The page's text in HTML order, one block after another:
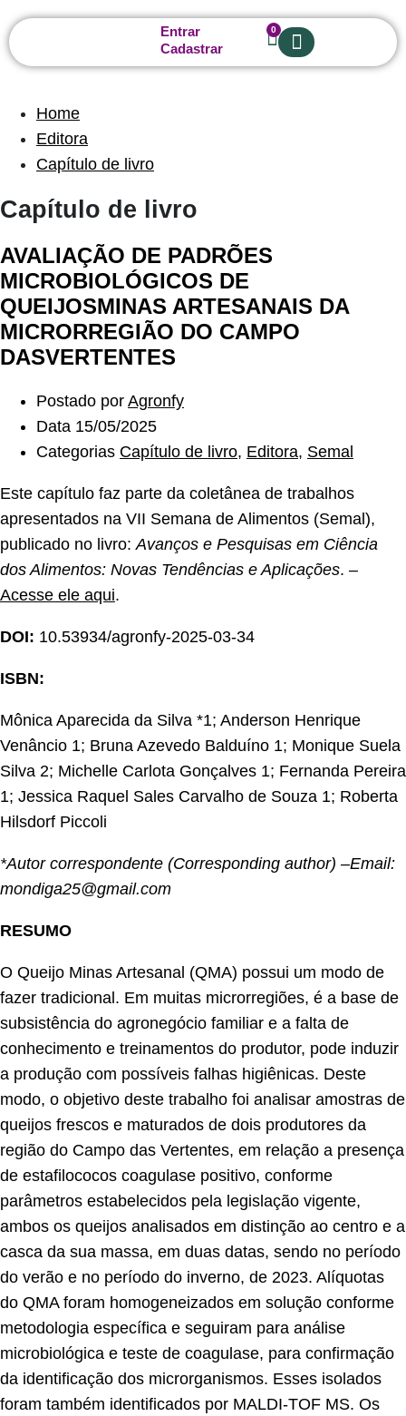
Entrar
Cadastrar
0
Home
Editora
Capítulo de livro
Capítulo de livro
AVALIAÇÃO DE PADRÕES
MICROBIOLÓGICOS DE
QUEIJOSMINAS ARTESANAIS DA
MICRORREGIÃO DO CAMPO
DASVERTENTES
Postado por Agronfy
Data 15/05/2025
Categorias Capítulo de livro, Editora, Semal
Este capítulo faz parte da coletânea de trabalhos
apresentados na VII Semana de Alimentos (Semal),
publicado no livro: Avanços e Pesquisas em Ciência
dos Alimentos: Novas Tendências e Aplicações. –
Acesse ele aqui.
DOI: 10.53934/agronfy-2025-03-34
ISBN:
Mônica Aparecida da Silva *1; Anderson Henrique
Venâncio 1; Bruna Azevedo Balduíno 1; Monique Suela
Silva 2; Michelle Carlota Gonçalves 1; Fernanda Pereira
1; Jessica Raquel Sales Carvalho de Souza 1; Roberta
Hilsdorf Piccoli
*Autor correspondente (Corresponding author) –Email:
mondiga25@gmail.com
RESUMO
O Queijo Minas Artesanal (QMA) possui um modo de
fazer tradicional. Em muitas microrregiões, é a base de
subsistência do agronegócio familiar e a falta de
conhecimento e treinamentos do produtor, pode induzir
a produção com possíveis falhas higiênicas. Deste
modo, o objetivo deste trabalho foi analisar amostras de
queijos frescos e maturados de dois produtores da
região do Campo das Vertentes, em relação a presença
de estafilococos coagulase positivo, conforme
parâmetros estabelecidos pela legislação vigente,
ambos os queijos analisados em distinção ao centro e a
casca da sua massa, em duas datas, sendo no período
do verão e no período do inverno, de 2023. Alíquotas
do QMA foram homogeneizados em solução conforme
metodologia específica e seguiram para análise
microbiológica e teste de coagulase, para confirmação
da identificação dos microrganismos. Esses isolados
foram também identificados por MALDI-TOF MS. Os